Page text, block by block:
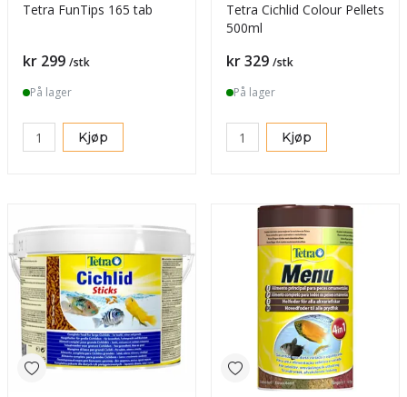
Tetra FunTips 165 tab
Pris
kr 299 /stk
På lager
Kjøp
Tetra Cichlid Colour Pellets
500ml
Pris
kr 329 /stk
På lager
Kjøp